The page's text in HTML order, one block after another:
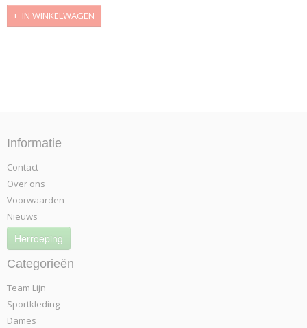
IN WINKELWAGEN
Informatie
Contact
Over ons
Voorwaarden
Nieuws
Herroeping
Categorieën
Team Lijn
Sportkleding
Dames